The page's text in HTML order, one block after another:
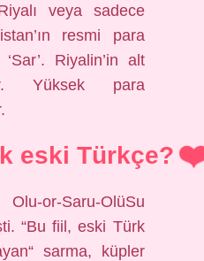
veya sadece
resmi para
Riyalin’in alt
Yüksek para
eski Türkçe?
or-Saru-OlüSu
“Bu fiil, eski Türk
sarma, küpler